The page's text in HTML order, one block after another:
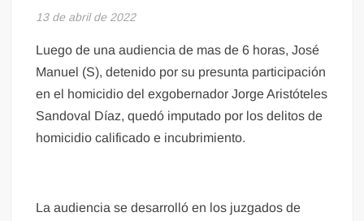
13 de abril de 2022
Luego de una audiencia de mas de 6 horas, José
Manuel (S), detenido por su presunta participación
en el homicidio del exgobernador Jorge Aristóteles
Sandoval Díaz, quedó imputado por los delitos de
homicidio calificado e incubrimiento.
La audiencia se desarrolló en los juzgados de